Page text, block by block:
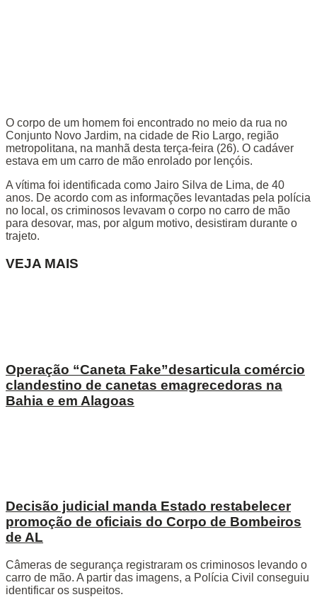
O corpo de um homem foi encontrado no meio da rua no
Conjunto Novo Jardim, na cidade de Rio Largo, região
metropolitana, na manhã desta terça-feira (26). O cadáver
estava em um carro de mão enrolado por lençóis.
A vítima foi identificada como Jairo Silva de Lima, de 40
anos. De acordo com as informações levantadas pela polícia
no local, os criminosos levavam o corpo no carro de mão
para desovar, mas, por algum motivo, desistiram durante o
trajeto.
VEJA MAIS
Operação “Caneta Fake”desarticula comércio
clandestino de canetas emagrecedoras na
Bahia e em Alagoas
Decisão judicial manda Estado restabelecer
promoção de oficiais do Corpo de Bombeiros
de AL
Câmeras de segurança registraram os criminosos levando o
carro de mão. A partir das imagens, a Polícia Civil conseguiu
identificar os suspeitos.